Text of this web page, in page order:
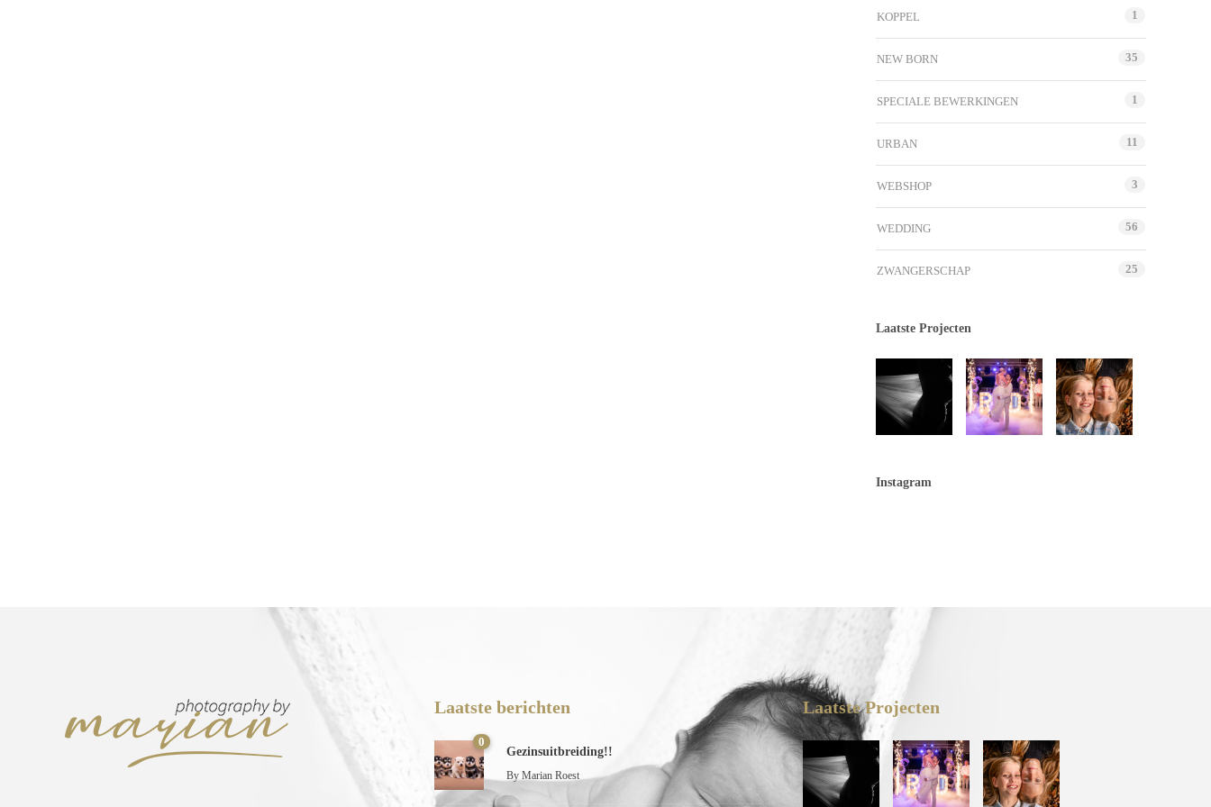
KOPPEL 1
NEW BORN 35
SPECIALE BEWERKINGEN 1
URBAN 11
WEBSHOP 3
WEDDING 56
ZWANGERSCHAP 25
Laatste Projecten
Instagram
Laatste berichten
0
Gezinsuitbreiding!!
By Marian Roest
Laatste Projecten